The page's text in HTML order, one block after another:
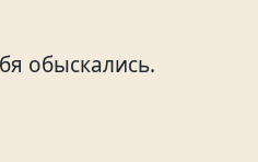
обыскались.